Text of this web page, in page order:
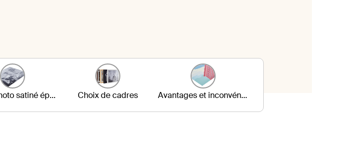
Papier photo satiné épais Choix de cadres Avantages et inconvénients